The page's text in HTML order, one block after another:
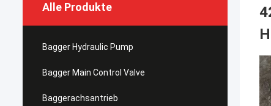
Alle Produkte
Bagger Hydraulic Pump
Bagger Main Control Valve
Baggerachsantrieb